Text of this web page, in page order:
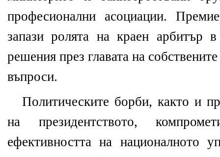
професионални асоциации.
запази ролята на краен арбитър
решения през главата на
въпроси.
Политическите борби, както и
на президентството,
ефективността на националното